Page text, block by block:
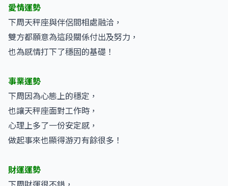
愛情運勢
下周天秤座與伴侶間相處融洽，
雙方都願意為這段關係付出及努力，
也為感情打下了穩固的基礎！
事業運勢
下周因為心態上的穩定，
也讓天秤座面對工作時，
心理上多了一份安定感，
做起事來也顯得游刃有餘很多！
財運運勢